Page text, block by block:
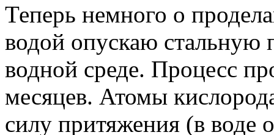
Теперь немного о
водой опускаю стальную
водной среде. Процесс
месяцев. Атомы
силу притяжения (в воде